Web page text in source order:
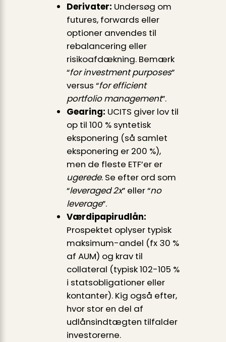
Derivater: Undersøg om
futures, forwards eller
optioner anvendes til
rebalancering eller
risikoafdækning. Bemærk
“for investment purposes”
versus “for efficient
portfolio management”.
Gearing: UCITS giver lov til
op til 100 % syntetisk
eksponering (så samlet
eksponering er 200 %),
men de fleste ETF’er er
ugerede. Se efter ord som
“leveraged 2x” eller “no
leverage”.
Værdipapirudlån:
Prospektet oplyser typisk
maksimum-andel (fx 30 %
af AUM) og krav til
collateral (typisk 102-105 %
i statsobligationer eller
kontanter). Kig også efter,
hvor stor en del af
udlånsindtægten tilfalder
investorerne.